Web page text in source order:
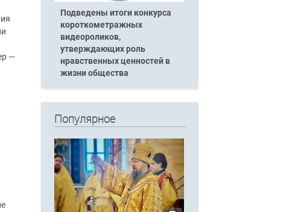
—
Подведены итоги конкурса
короткометражных
видеороликов,
утверждающих роль
нравственных ценностей в
жизни общества
Популярное